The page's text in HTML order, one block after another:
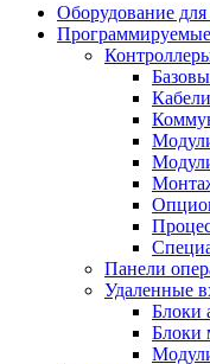
Оборудование
Панели
Удаленные
Блоки
Блоки